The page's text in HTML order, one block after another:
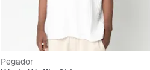
Pegador